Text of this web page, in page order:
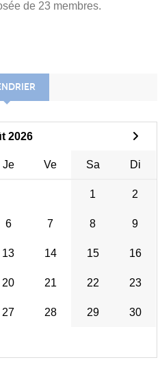
de 23 membres.
2026
Je Ve Sa Di
1 2
6 7 8 9
13 14 15 16
20 21 22 23
27 28 29 30